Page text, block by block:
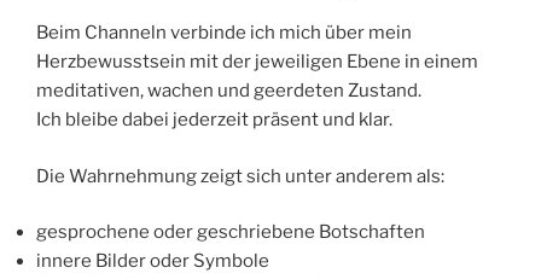
Beim Channeln verbinde ich mich über mein
Herzbewusstsein mit der jeweiligen Ebene in einem
meditativen, wachen und geerdeten Zustand.
Ich bleibe dabei jederzeit präsent und klar.
Die Wahrnehmung zeigt sich unter anderem als:
gesprochene oder geschriebene Botschaften
innere Bilder oder Symbole